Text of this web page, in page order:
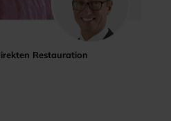
Restauration